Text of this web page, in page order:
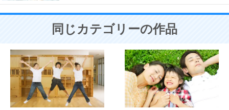
同じカテゴリーの作品